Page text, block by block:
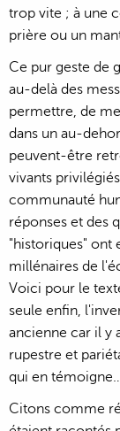
trop vite ; à une
prière ou un
Ce pur geste de
au-delà des
permettre, de
dans un au-
peuvent-être
vivants
communauté
réponses et des
"historiques" ont
millénaires de
Voici pour le
seule enfin,
ancienne car il y
rupestre et
qui en
Citons comme